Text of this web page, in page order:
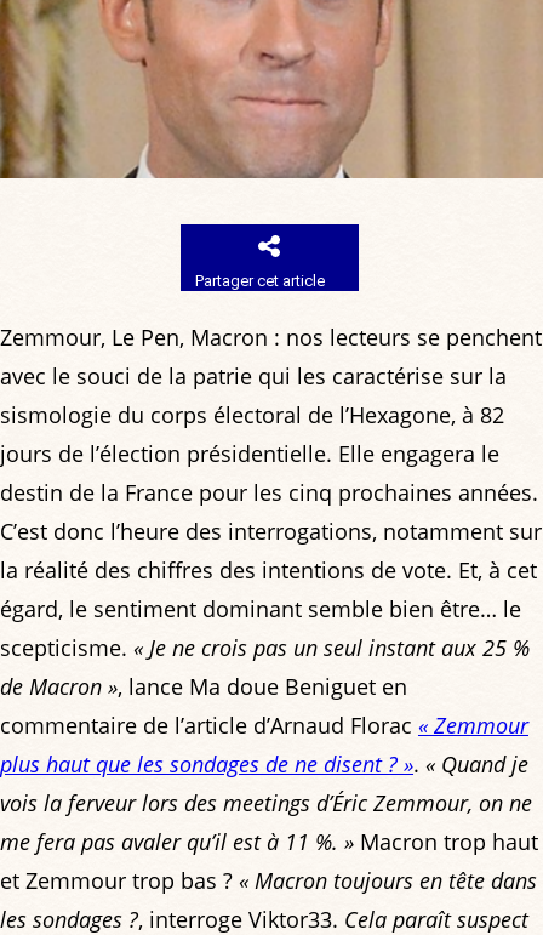
Partager cet article
Zemmour, Le Pen, Macron : nos lecteurs se penchent
avec le souci de la patrie qui les caractérise sur la
sismologie du corps électoral de l’Hexagone, à 82
jours de l’élection présidentielle. Elle engagera le
destin de la France pour les cinq prochaines années.
C’est donc l’heure des interrogations, notamment sur
la réalité des chiffres des intentions de vote. Et, à cet
égard, le sentiment dominant semble bien être… le
scepticisme. « Je ne crois pas un seul instant aux 25 %
de Macron », lance Ma doue Beniguet en
commentaire de l’article d’Arnaud Florac « Zemmour
plus haut que les sondages de ne disent ? ». « Quand je
vois la ferveur lors des meetings d’Éric Zemmour, on ne
me fera pas avaler qu’il est à 11 %. » Macron trop haut
et Zemmour trop bas ? « Macron toujours en tête dans
les sondages ?, interroge Viktor33. Cela paraît suspect